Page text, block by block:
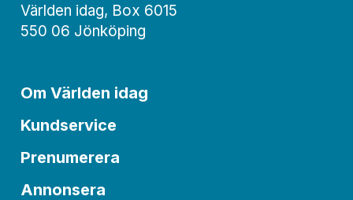
Världen idag, Box 6015
550 06 Jönköping
Om Världen idag
Kundservice
Prenumerera
Annonsera